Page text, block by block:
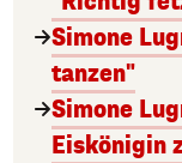
Simone
tanzen"
Simone
Eiskönigin